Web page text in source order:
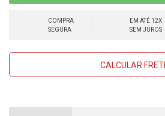
COMPRA
SEGURA
EM ATÉ 12X
SEM JUROS
CALCULAR